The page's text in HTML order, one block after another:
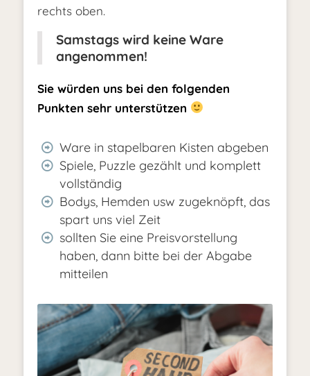
rechts oben.
Samstags wird keine Ware
angenommen!
Sie würden uns bei den folgenden
Punkten sehr unterstützen
Ware in stapelbaren Kisten abgeben
Spiele, Puzzle gezählt und komplett
vollständig
Bodys, Hemden usw zugeknöpft, das
spart uns viel Zeit
sollten Sie eine Preisvorstellung
haben, dann bitte bei der Abgabe
mitteilen